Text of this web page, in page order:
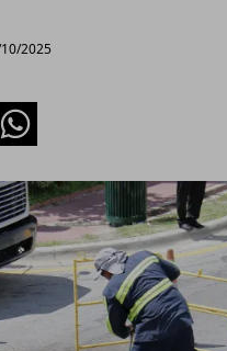
2025
Whatsapp